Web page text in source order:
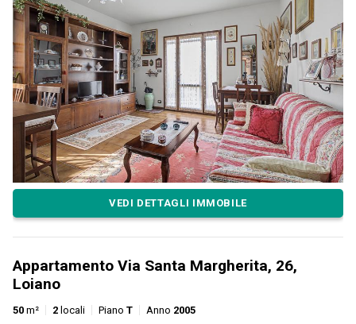
VEDI DETTAGLI IMMOBILE
Appartamento Via Santa Margherita, 26,
Loiano
50 m² 2 locali Piano T Anno 2005